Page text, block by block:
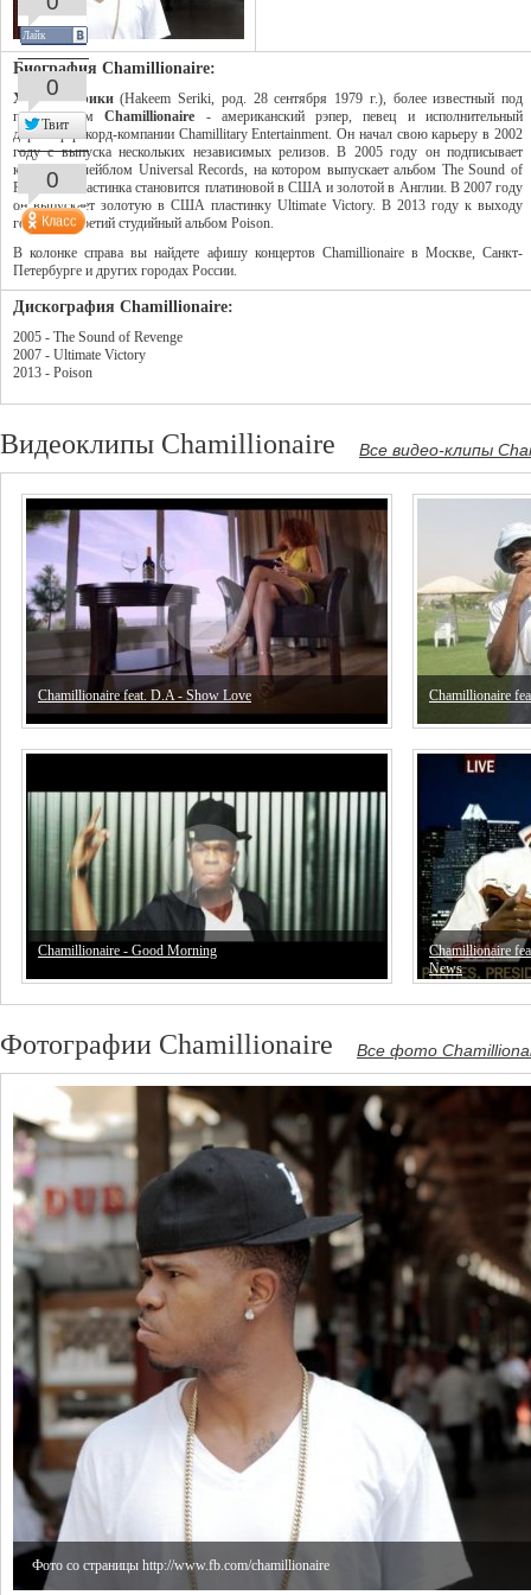
Биография Chamillionaire:
Хаким Серики(Hakeem Seriki, род. 28 сентября 1979 г.), более известный под
псевдонимомChamillionaire - американский рэпер, певец и исполнительный
директор рекорд-компании Chamillitary Entertainment. Он начал свою карьеру в 2002
году с выпуска нескольких независимых релизов. В 2005 году он подписывает
контракт с лейблом Universal Records, на котором выпускает альбом The Sound of
Revenge. Пластинка становится платиновой в США и золотой в Англии. В 2007 году
он выпускает золотую в США пластинку Ultimate Victory. В 2013 году к выходу
готовится третий студийный альбом Poison.
В колонке справа вы найдете афишу концертов Chamillionaire в Москве, Санкт-
Петербурге и других городах России.
Дискография Chamillionaire:
2005 - The Sound of Revenge
2007 - Ultimate Victory
2013 - Poison
Видеоклипы Chamillionaire Все видео-клипы
Chamillionaire feat. D.A - Show Love Chamillionaire
Chamillionaire - Good Morning
Chamillionaire
News
Фотографии Chamillionaire Все фото
Фото со страницы http://www.fb.com/chamillionaire
Лайк
0
Твит
0